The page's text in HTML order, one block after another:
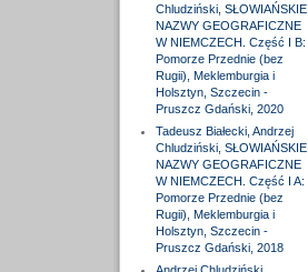
Chludziński, SŁOWIAŃSKIE
NAZWY GEOGRAFICZNE
W NIEMCZECH. Część I B:
Pomorze Przednie (bez
Rugii), Meklemburgia i
Holsztyn, Szczecin -
Pruszcz Gdański, 2020
Tadeusz Białecki, Andrzej
Chludziński, SŁOWIAŃSKIE
NAZWY GEOGRAFICZNE
W NIEMCZECH. Część I A:
Pomorze Przednie (bez
Rugii), Meklemburgia i
Holsztyn, Szczecin -
Pruszcz Gdański, 2018